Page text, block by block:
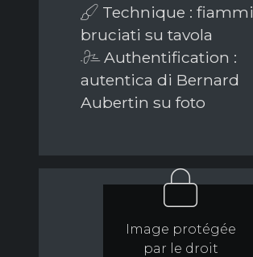
Technique :
bruciati su tavola
Authentification :
autentica di Bernard
Aubertin su foto
Image protégée
par le droit